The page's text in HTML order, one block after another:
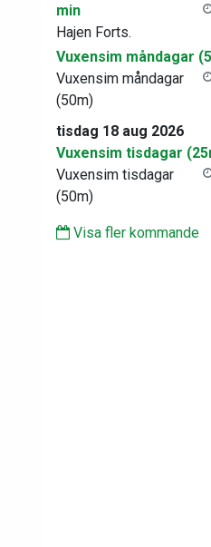
min
Hajen Forts.
Vuxensim måndagar
Vuxensim måndagar
(50m)
tisdag 18 aug 2026
Vuxensim tisdagar
Vuxensim tisdagar
(50m)
Visa fler kommande